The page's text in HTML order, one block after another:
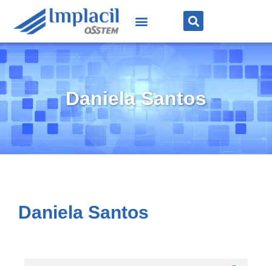
Daniela Santos
Daniela Santos